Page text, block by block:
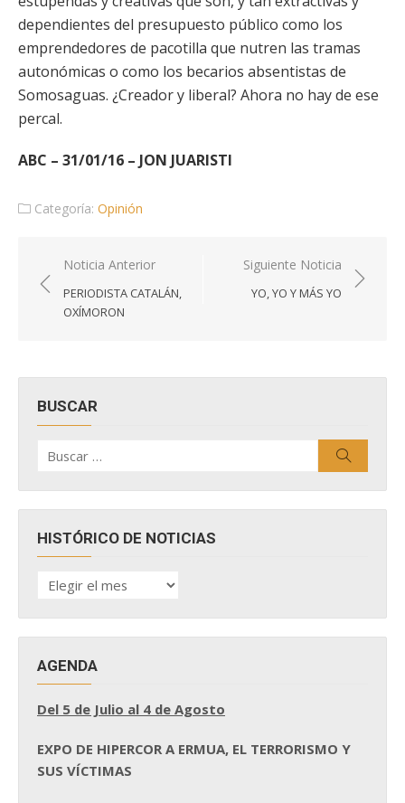
dependientes del presupuesto público como los
emprendedores de pacotilla que nutren las tramas
autonómicas o como los becarios absentistas de
Somosaguas. ¿Creador y liberal? Ahora no hay de ese
percal.
ABC – 31/01/16 – JON JUARISTI
Categoría: Opinión
Navegación
de
entradas
Noticia Anterior
PERIODISTA CATALÁN,
OXÍMORON
Siguiente Noticia
YO, YO Y MÁS YO
BUSCAR
por:
HISTÓRICO DE NOTICIAS
HISTÓRICO
DE
AGENDA
Del 5 de Julio al 4 de Agosto
EXPO DE HIPERCOR A ERMUA, EL TERRORISMO Y
SUS VÍCTIMAS